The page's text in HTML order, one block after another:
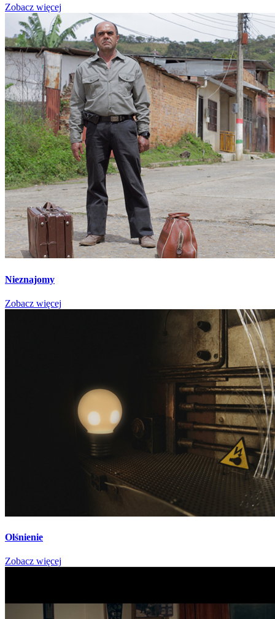
Zobacz więcej
Nieznajomy
Zobacz więcej
Olśnienie
Zobacz więcej